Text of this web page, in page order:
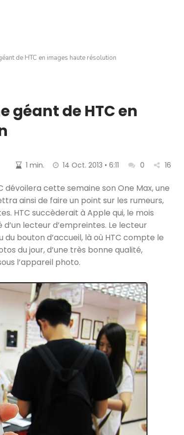
de HTC en images haute résolution
géant de HTC en
1 min. 14 Oct. 2013 • 6:11 0 16
dévoilera cette semaine son One Max, une
ainsi de faire un point sur les rumeurs,
HTC succèderait à Apple qui, le mois
lecteur d’empreintes. Le lecteur
du bouton d’accueil, là où HTC compte le
du jour, d’une très bonne qualité,
l’appareil photo.